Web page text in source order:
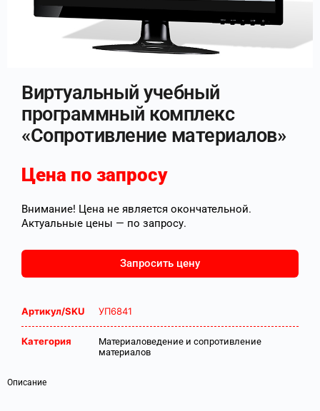
Виртуальный учебный
программный комплекс
«Сопротивление материалов»
Цена по запросу
Внимание! Цена не является окончательной.
Актуальные цены — по запросу.
Запросить цену
Артикул/SKU УП6841
Категория
Материаловедение и сопротивление
материалов
Описание